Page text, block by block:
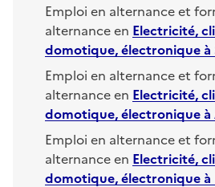
Emploi en alternance et
alternance en Electricité,
domotique, électroniqueà
Emploi en alternance et
alternance en Electricité,
domotique, électroniqueà
Emploi en alternance et
alternance en Electricité,
domotique, électroniqueà